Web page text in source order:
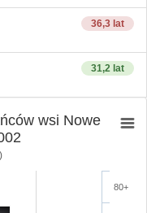
36,3 lat
31,2 lat
wsi Nowe
80+